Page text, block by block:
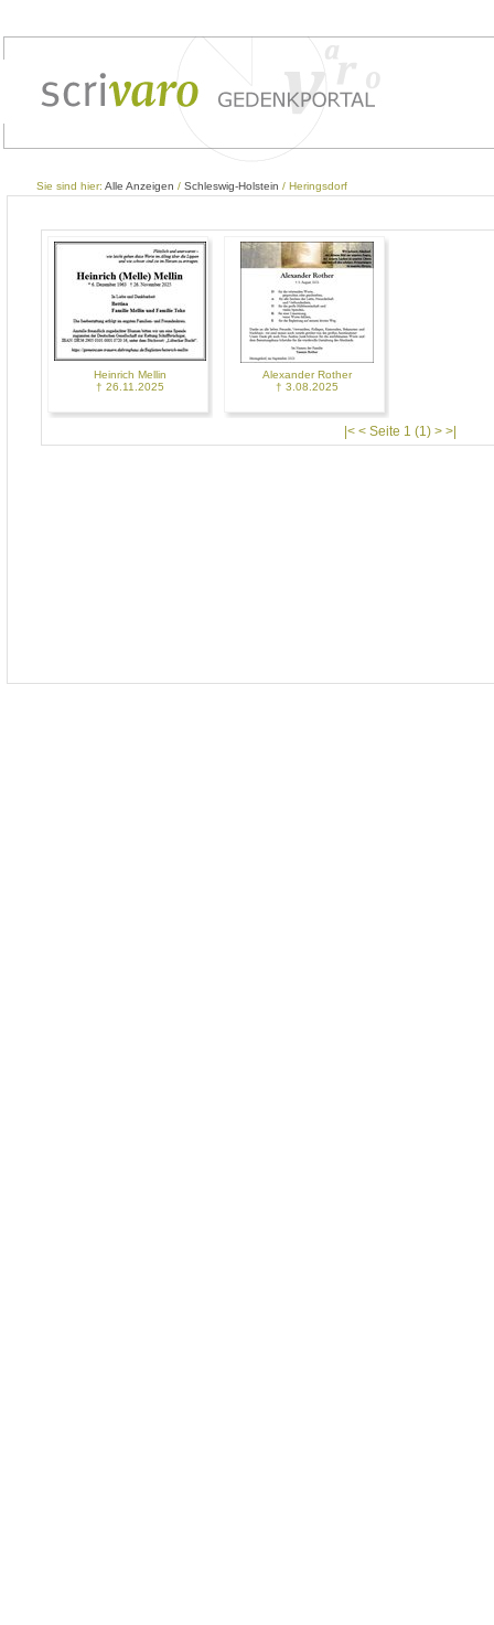
Sie sind hier: Alle Anzeigen / Schleswig-Holstein / Heringsdorf
Heinrich Mellin
† 26.11.2025
Alexander Rother
† 3.08.2025
|< < Seite 1 (1) > >|